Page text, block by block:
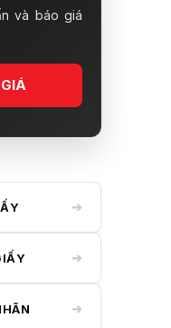
và báo giá
➔
➔
➔